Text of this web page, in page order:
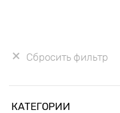
Сбросить фильтр
КАТЕГОРИИ